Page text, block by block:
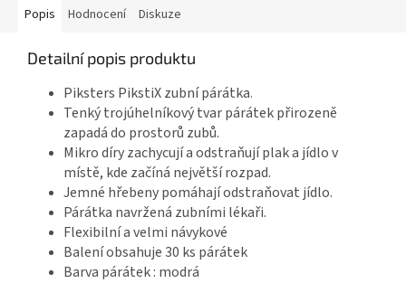
Popis Hodnocení Diskuze
Detailní popis produktu
Piksters PikstiX zubní párátka.
Tenký trojúhelníkový tvar párátek přirozeně
zapadá do prostorů zubů.
Mikro díry zachycují a odstraňují plak a jídlo v
místě, kde začíná největší rozpad.
Jemné hřebeny pomáhají odstraňovat jídlo.
Párátka navržená zubními lékaři.
Flexibilní a velmi návykové
Balení obsahuje 30 ks párátek
Barva párátek : modrá